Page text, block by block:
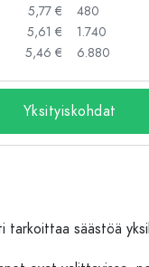
5,77 €
5,61 €
5,46 €
480
1.740
6.880
Yksityiskohdat
tarkoittaa säästöä